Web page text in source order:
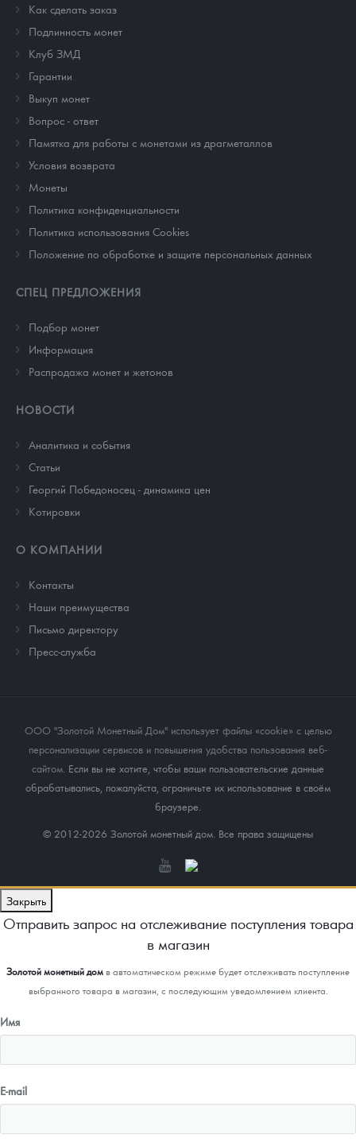
Как сделать заказ
Подлинность монет
Клуб ЗМД
Гарантии
Выкуп монет
Вопрос - ответ
Памятка для работы с монетами из драгметаллов
Условия возврата
Монеты
Политика конфиденциальности
Политика использования Cookies
Положение по обработке и защите персональных данных
СПЕЦ ПРЕДЛОЖЕНИЯ
Подбор монет
Информация
Распродажа монет и жетонов
НОВОСТИ
Аналитика и события
Cтатьи
Георгий Победоносец - динамика цен
Котировки
О КОМПАНИИ
Контакты
Наши преимущества
Письмо директору
Пресс-служба
ООО "Золотой Монетный Дом" использует файлы «cookie» с целью
персонализации сервисов и повышения удобства пользования веб-
сайтом . Если вы не хотите, чтобы ваши пользовательские данные
обрабатывались, пожалуйста, ограничьте их использование в своём
браузере.
© 2012-2026 Золотой монетный дом. Все права защищены
Закрыть
Отправить запрос на отслеживание поступления товара
в магазин
Золотой монетный домв автоматическом режиме будет отслеживать поступление
выбранного товара в магазин, с последующим уведомлением клиента.
Имя
E-mail